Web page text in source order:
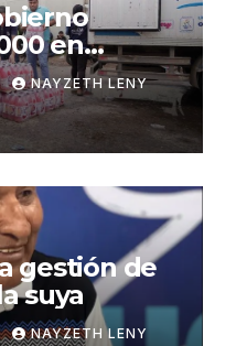
en
NAYZETH LENY
gestión de
suya
NAYZETH LENY